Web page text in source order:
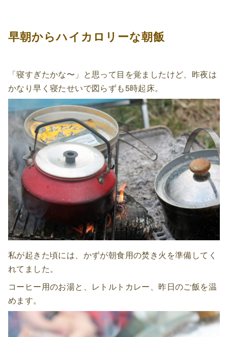
早朝からハイカロリーな朝飯
「寝すぎたかな〜」と思って目を覚ましたけど、昨夜は
かなり早く寝たせいで図らずも5時起床。
私が起きた頃には、かずが朝食用の焚き火を準備してく
れてました。
コーヒー用のお湯と、レトルトカレー、昨日のご飯を温
めます。